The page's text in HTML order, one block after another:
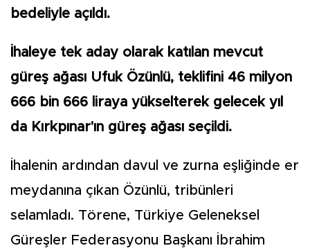
bedeliyle açıldı.
İhaleye tek aday olarak katılan mevcut
güreş ağası Ufuk Özünlü, teklifini 46 milyon
666 bin 666 liraya yükselterek gelecek yıl
da Kırkpınar'ın güreş ağası seçildi.
İhalenin ardından davul ve zurna eşliğinde er
meydanına çıkan Özünlü, tribünleri
selamladı. Törene, Türkiye Geleneksel
Güreşler Federasyonu Başkanı İbrahim